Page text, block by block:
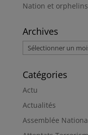
Nation et
Archives
Archives
Catégories
Actu
Actualités
Assemblée